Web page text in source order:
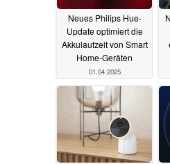
Neues Philips Hue-
Update optimiert die
Akkulaufzeit von Smart
Home-Geräten
01.04.2025